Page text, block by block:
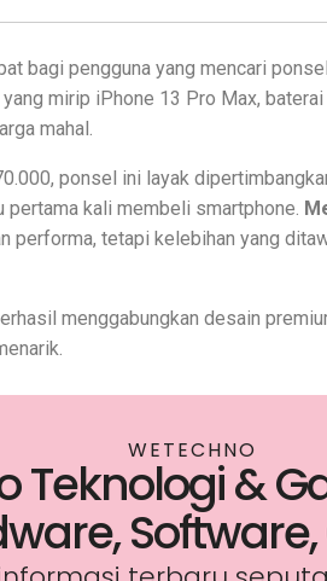
bagi pengguna yang mencari
mirip iPhone 13 Pro Max,
mahal.
ponsel ini layak
pertama kali membeli smartphone.
performa, tetapi kelebihan yang
menggabungkan desain
WETECHNO
Teknologi &